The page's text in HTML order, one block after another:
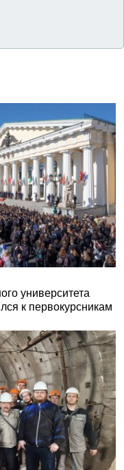
университета
к первокурсникам